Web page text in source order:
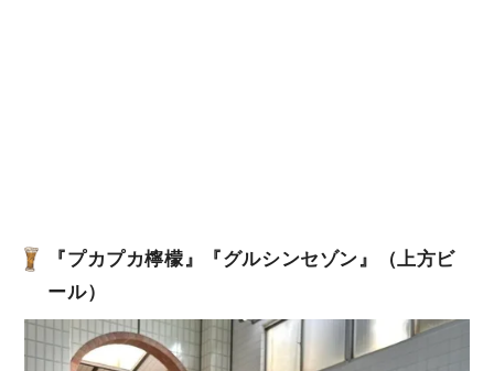
『プカプカ檸檬』『グルシンセゾン』（上方ビ
ール）